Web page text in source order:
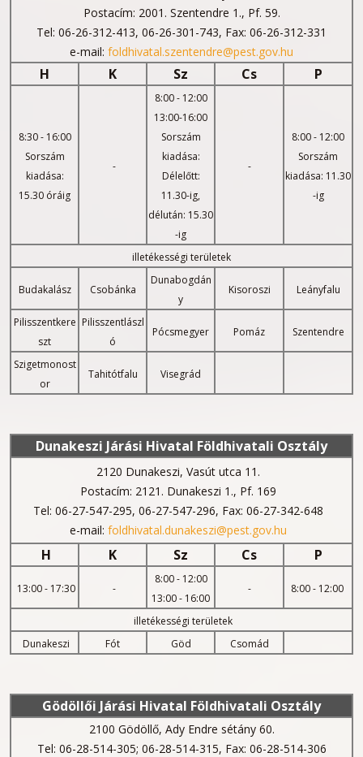
Postacím: 2001. Szentendre 1., Pf. 59.
Tel: 06-26-312-413, 06-26-301-743, Fax: 06-26-312-331
e-mail: foldhivatal.szentendre@pest.gov.hu
H K Sz Cs P
8:30 - 16:00
Sorszám
kiadása:
15.30 óráig
-
8:00 - 12:00
13:00-16:00
Sorszám
kiadása:
Délelőtt:
11.30-ig,
délután: 15.30
-ig
-
8:00 - 12:00
Sorszám
kiadása: 11.30
-ig
illetékességi területek
Budakalász Csobánka
Dunabogdán
y
Kisoroszi Leányfalu
Pilisszentkere
szt
Pilisszentlászl
ó
Pócsmegyer Pomáz Szentendre
Szigetmonost
or
Tahitótfalu Visegrád
Dunakeszi Járási Hivatal Földhivatali Osztály
2120 Dunakeszi, Vasút utca 11.
Postacím: 2121. Dunakeszi 1., Pf. 169
Tel: 06-27-547-295, 06-27-547-296, Fax: 06-27-342-648
e-mail: foldhivatal.dunakeszi@pest.gov.hu
H K Sz Cs P
13:00 - 17:30 -
8:00 - 12:00
13:00 - 16:00
- 8:00 - 12:00
illetékességi területek
Dunakeszi
Fót Göd Csomád
Gödöllői Járási Hivatal Földhivatali Osztály
2100 Gödöllő, Ady Endre sétány 60.
Tel: 06-28-514-305; 06-28-514-315, Fax: 06-28-514-306